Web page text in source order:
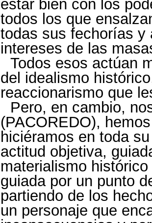
estar bien con los
todos los que
todas sus fechorías y
intereses de las
Todos esos actúan
del idealismo
reaccionarismo que
Pero, en cambio,
(PACOREDO),
hiciéramos en toda
actitud objetiva,
materialismo
guiada por un punto
partiendo de los
un personaje que